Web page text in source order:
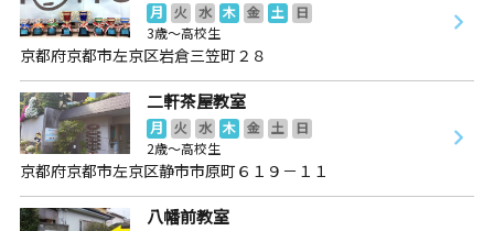
月 火 水 木 金 土
日
3歳～高校生
京都府京都市左京区岩倉三笠町２８
二軒茶屋教室
月 火 水 木 金 土
日
2歳～高校生
京都府京都市左京区静市市原町６１９－１１
八幡前教室